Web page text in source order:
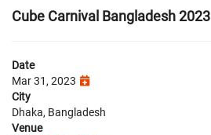
Cube Carnival Bangladesh 2023
Date
Mar 31, 2023
City
Dhaka, Bangladesh
Venue